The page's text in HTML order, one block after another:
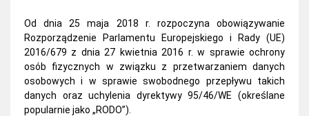
Od dnia 25 maja 2018 r. rozpoczyna obowiązywanie
Rozporządzenie Parlamentu Europejskiego i Rady (UE)
2016/679 z dnia 27 kwietnia 2016 r. w sprawie ochrony
osób fizycznych w związku z przetwarzaniem danych
osobowych i w sprawie swobodnego przepływu takich
danych oraz uchylenia dyrektywy 95/46/WE (określane
popularnie jako „RODO”).